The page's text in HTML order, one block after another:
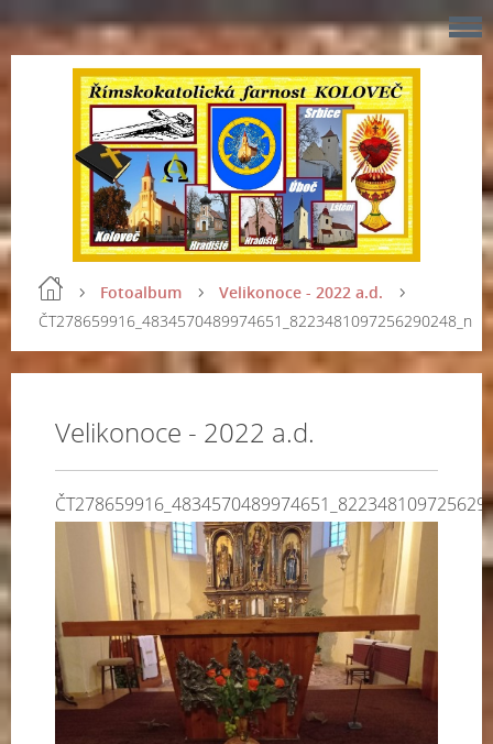
Fotoalbum
Velikonoce - 2022 a.d.
ČT278659916_4834570489974651_8223481097256290248_n
Velikonoce - 2022 a.d.